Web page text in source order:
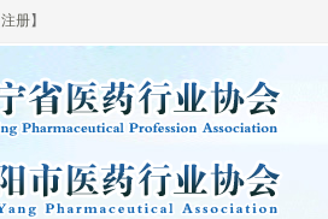
注册】